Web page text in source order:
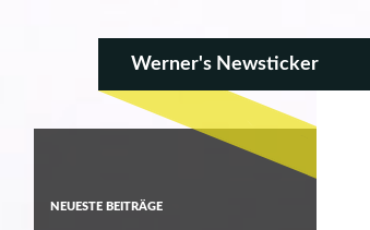
Werner's Newsticker
NEUESTE BEITRÄGE